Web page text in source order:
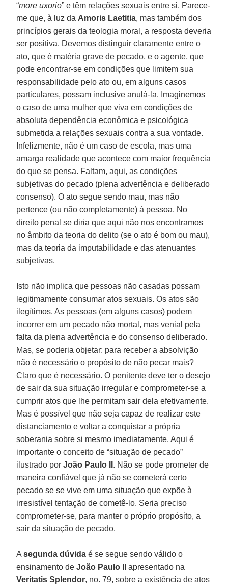
“more uxorio” e têm relações sexuais entre si. Parece-
me que, à luz da Amoris Laetitia, mas também dos
princípios gerais da teologia moral, a resposta deveria
ser positiva. Devemos distinguir claramente entre o
ato, que é matéria grave de pecado, e o agente, que
pode encontrar-se em condições que limitem sua
responsabilidade pelo ato ou, em alguns casos
particulares, possam inclusive anulá-la. Imaginemos
o caso de uma mulher que viva em condições de
absoluta dependência econômica e psicológica
submetida a relações sexuais contra a sua vontade.
Infelizmente, não é um caso de escola, mas uma
amarga realidade que acontece com maior frequência
do que se pensa. Faltam, aqui, as condições
subjetivas do pecado (plena advertência e deliberado
consenso). O ato segue sendo mau, mas não
pertence (ou não completamente) à pessoa. No
direito penal se diria que aqui não nos encontramos
no âmbito da teoria do delito (se o ato é bom ou mau),
mas da teoria da imputabilidade e das atenuantes
subjetivas.
Isto não implica que pessoas não casadas possam
legitimamente consumar atos sexuais. Os atos são
ilegítimos. As pessoas (em alguns casos) podem
incorrer em um pecado não mortal, mas venial pela
falta da plena advertência e do consenso deliberado.
Mas, se poderia objetar: para receber a absolvição
não é necessário o propósito de não pecar mais?
Claro que é necessário. O penitente deve ter o desejo
de sair da sua situação irregular e comprometer-se a
cumprir atos que lhe permitam sair dela efetivamente.
Mas é possível que não seja capaz de realizar este
distanciamento e voltar a conquistar a própria
soberania sobre si mesmo imediatamente. Aqui é
importante o conceito de “situação de pecado”
ilustrado porJoão Paulo II . Não se pode prometer de
maneira confiável que já não se cometerá certo
pecado se se vive em uma situação que expõe à
irresistível tentação de cometê-lo. Seria preciso
comprometer-se, para manter o próprio propósito, a
sair da situação de pecado.
Asegunda dúvida é se segue sendo válido o
ensinamento deJoão Paulo II
apresentado na
Veritatis Splendor, no. 79, sobre a existência de atos